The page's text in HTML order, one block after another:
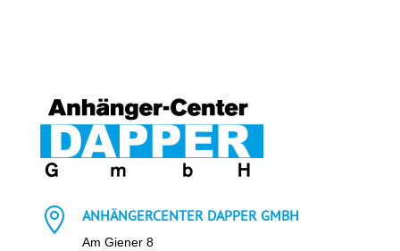
 ANHÄNGERCENTER DAPPER GMBH
Am Giener 8